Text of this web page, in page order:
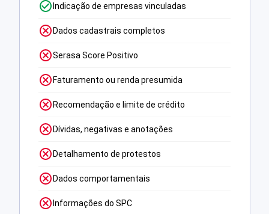
Indicação de empresas vinculadas
Dados cadastrais completos
Serasa Score Positivo
Faturamento ou renda presumida
Recomendação e limite de crédito
Dívidas, negativas e anotações
Detalhamento de protestos
Dados comportamentais
Informações do SPC